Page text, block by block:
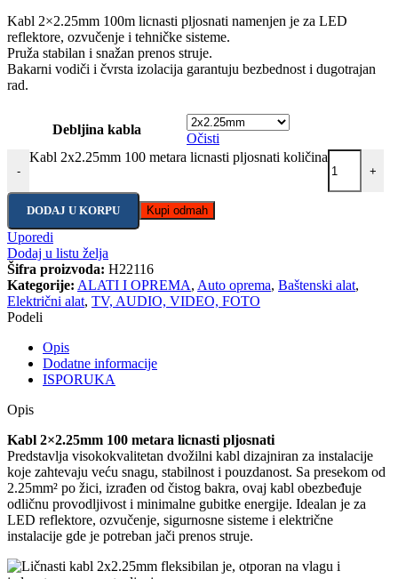
Kabl 2×2.25mm 100m licnasti pljosnati namenjen je za LED
reflektore, ozvučenje i tehničke sisteme.
Pruža stabilan i snažan prenos struje.
Bakarni vodiči i čvrsta izolacija garantuju bezbednost i dugotrajan
rad.
Debljina kabla
Očisti
-
Kabl 2x2.25mm 100 metara licnasti pljosnati količina
+
DODAJ U KORPU Kupi odmah
Uporedi
Dodaj u listu želja
Šifra proizvoda: H22116
Kategorije: ALATI I OPREMA, Auto oprema, Baštenski alat,
Električni alat, TV, AUDIO, VIDEO, FOTO
Podeli
Opis
Dodatne informacije
ISPORUKA
Opis
Kabl 2×2.25mm 100 metara licnasti pljosnati
Predstavlja visokokvalitetan dvožilni kabl dizajniran za instalacije
koje zahtevaju veću snagu, stabilnost i pouzdanost. Sa presekom od
2.25mm² po žici, izrađen od čistog bakra, ovaj kabl obezbeđuje
odličnu provodljivost i minimalne gubitke energije. Idealan je za
LED reflektore, ozvučenje, sigurnosne sisteme i električne
instalacije gde je potreban jači prenos struje.